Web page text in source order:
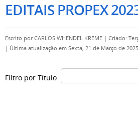
EDITAIS PROPEX
Escrito porCARLOS WHENDEL KREME | Criado:
| Última atualização em Sexta, 21 de Março de
Filtro por Título